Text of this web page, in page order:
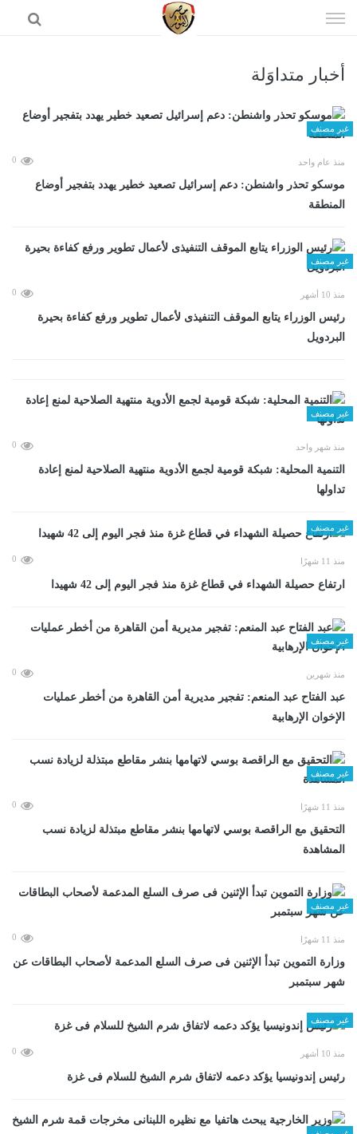
الى
أخبار متداوَلة
غير مصنف
منذ عام واحد 0
موسكو تحذر واشنطن: دعم إسرائيل تصعيد خطير يهدد بتفجير أوضاع
المنطقة
غير مصنف
منذ 10 أشهر 0
رئيس الوزراء يتابع الموقف التنفيذى لأعمال تطوير ورفع كفاءة بحيرة
البردويل
غير مصنف
منذ شهر واحد 0
التنمية المحلية: شبكة قومية لجمع الأدوية منتهية الصلاحية لمنع إعادة
تداولها
غير مصنف
منذ 11 شهرًا 0
ارتفاع حصيلة الشهداء في قطاع غزة منذ فجر اليوم إلى 42 شهيدا
غير مصنف
منذ شهرين 0
عبد الفتاح عبد المنعم: تفجير مديرية أمن القاهرة من أخطر عمليات
الإخوان الإرهابية
غير مصنف
منذ 11 شهرًا 0
التحقيق مع الراقصة بوسي لاتهامها بنشر مقاطع مبتذلة لزيادة نسب
المشاهدة
غير مصنف
منذ 11 شهرًا 0
وزارة التموين تبدأ الإثنين فى صرف السلع المدعمة لأصحاب البطاقات عن
شهر سبتمبر
غير مصنف
منذ 10 أشهر 0
رئيس إندونيسيا يؤكد دعمه لاتفاق شرم الشيخ للسلام فى غزة